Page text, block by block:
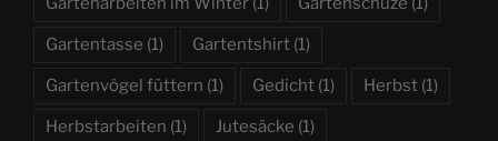
Gartentasse (1) Gartentshirt (1)
Gartenvögel füttern (1) Gedicht (1) Herbst (1)
Herbstarbeiten (1) Jutesäcke (1)